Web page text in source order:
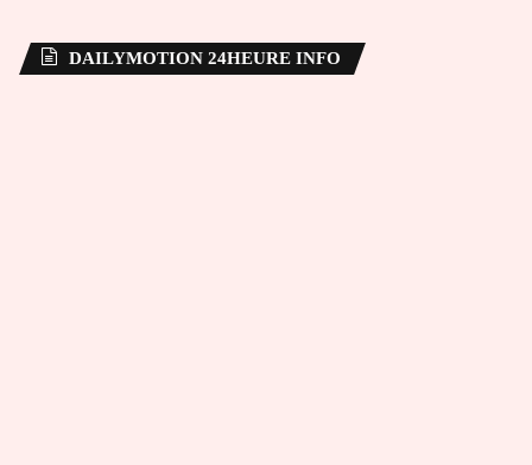
DAILYMOTION 24HEURE INFO